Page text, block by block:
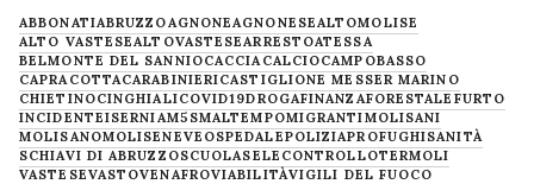
ABBONATIABRUZZOAGNONEAGNONESEALTOMOLISE
ALTO VASTESEALTOVASTESEARRESTOATESSA
BELMONTE DEL SANNIOCACCIACALCIOCAMPOBASSO
CAPRACOTTACARABINIERICASTIGLIONE MESSER MARINO
CHIETINOCINGHIALICOVID19DROGAFINANZAFORESTALE FURTO
INCIDENTEISERNIAM5SMALTEMPOMIGRANTIMOLISANI
MOLISANOMOLISENEVE OSPEDALEPOLIZIAPROFUGHISANITÀ
SCHIAVI DI ABRUZZOSCUOLASELECONTROLLOTERMOLI
VASTESEVASTOVENAFROVIABILITÀVIGILI DEL FUOCO